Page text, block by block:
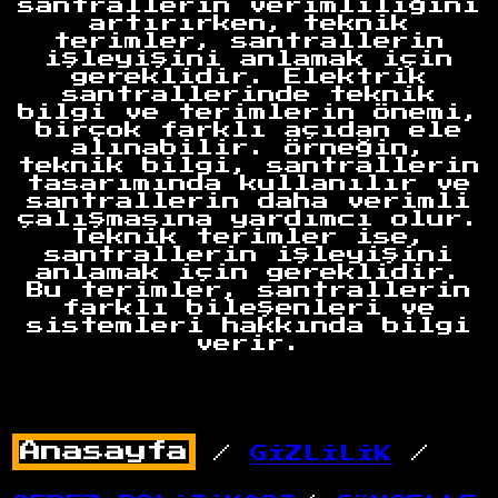
santrallerin verimliliğini
artırırken, teknik
terimler, santrallerin
işleyişini anlamak için
gereklidir. Elektrik
santrallerinde teknik
bilgi ve terimlerin önemi,
birçok farklı açıdan ele
alınabilir. Örneğin,
teknik bilgi, santrallerin
tasarımında kullanılır ve
santrallerin daha verimli
çalışmasına yardımcı olur.
Teknik terimler ise,
santrallerin işleyişini
anlamak için gereklidir.
Bu terimler, santrallerin
farklı bileşenleri ve
sistemleri hakkında bilgi
verir.
/ GİZLİLİK /